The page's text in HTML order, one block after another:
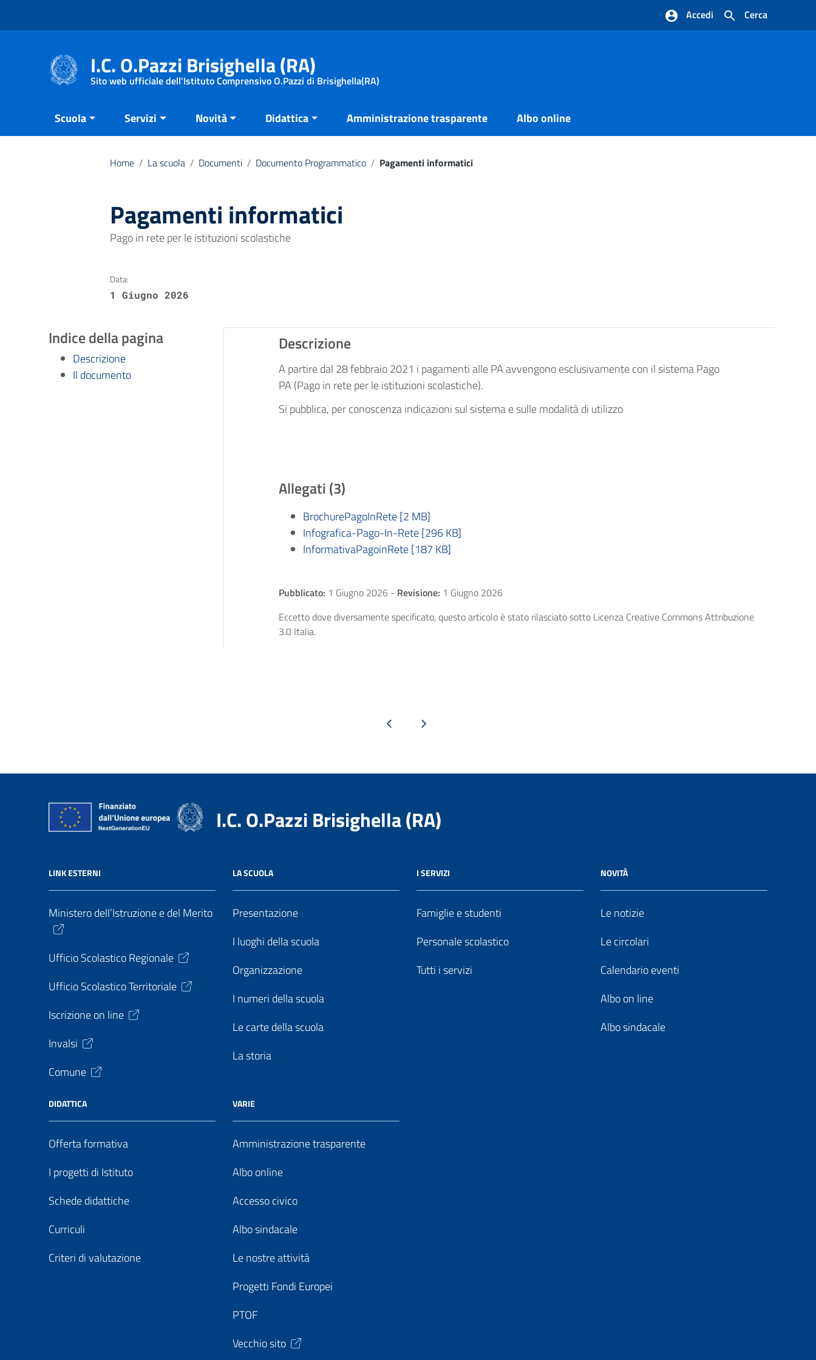
Cerca
Accedi
I.C. O.Pazzi Brisighella (RA)
Sito web ufficiale dell'Istituto Comprensivo O.Pazzi di Brisighella(RA)
Scuola Servizi Novità Didattica Amministrazione trasparente Albo online
Home / La scuola / Documenti / Documento Programmatico / Pagamenti informatici
Pagamenti informatici
Pago in rete per le istituzioni scolastiche
Data:
1 Giugno 2026
Indice della pagina
Descrizione
Il documento
Descrizione
A partire dal 28 febbraio 2021 i pagamenti alle PA avvengono esclusivamente con il sistema Pago
PA (Pago in rete per le istituzioni scolastiche).
Si pubblica, per conoscenza indicazioni sul sistema e sulle modalità di utilizzo
Allegati (3)
BrochurePagoInRete [2 MB]
Infografica-Pago-In-Rete [296 KB]
InformativaPagoinRete [187 KB]
Pubblicato: 1 Giugno 2026 - Revisione: 1 Giugno 2026
Eccetto dove diversamente specificato, questo articolo è stato rilasciato sotto Licenza Creative Commons Attribuzione
3.0 Italia.
Pagina precedentePagina successiva
I.C. O.Pazzi Brisighella (RA)
LINK ESTERNI
Ministero dell’Istruzione e del Merito
Ufficio Scolastico Regionale
Ufficio Scolastico Territoriale
Iscrizione on line
Invalsi
Comune
LA SCUOLA
Presentazione
I luoghi della scuola
Organizzazione
I numeri della scuola
Le carte della scuola
La storia
I SERVIZI
Famiglie e studenti
Personale scolastico
Tutti i servizi
NOVITÀ
Le notizie
Le circolari
Calendario eventi
Albo on line
Albo sindacale
DIDATTICA
Offerta formativa
I progetti di Istituto
Schede didattiche
Curriculi
Criteri di valutazione
VARIE
Amministrazione trasparente
Albo online
Accesso civico
Albo sindacale
Le nostre attività
Progetti Fondi Europei
PTOF
Vecchio sito